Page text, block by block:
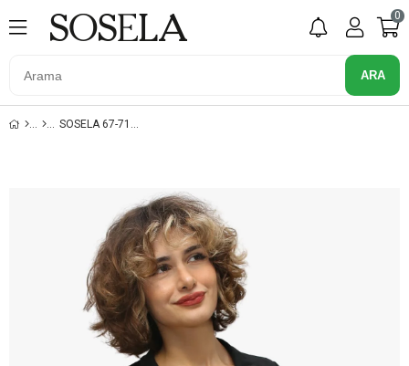
0
SOSELA 67-7136 KUM-TABA